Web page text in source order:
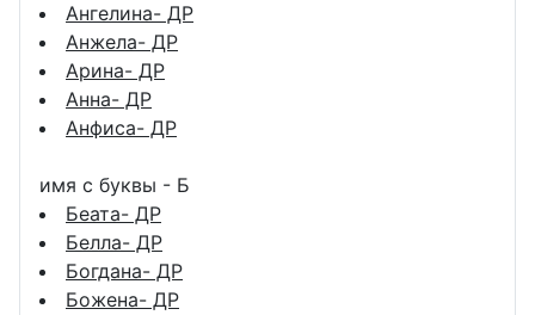
Ангелина- ДР
Анжела- ДР
Арина- ДР
Анна- ДР
Анфиса- ДР
имя с буквы - Б
Беата- ДР
Белла- ДР
Богдана- ДР
Божена- ДР